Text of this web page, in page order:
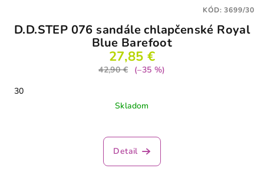
D.D.STEP 076 sandále chlapčenské Royal
Blue Barefoot
27,85 €
42,90 €
(–35 %)
30
Skladom
Detail
KÓD:3699/30